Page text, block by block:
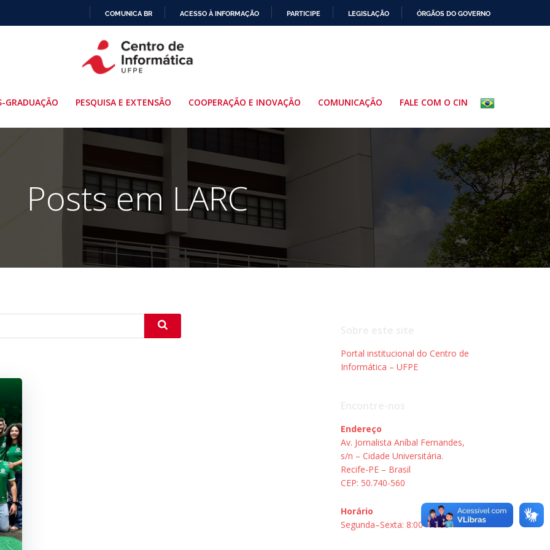
PARA
O
COMUNICA BR ACESSO À INFORMAÇÃO PARTICIPE LEGISLAÇÃO ÓRGÃOS DO GOVERNO
GRADUAÇÃO PESQUISA E EXTENSÃO COOPERAÇÃO E INOVAÇÃO COMUNICAÇÃO FALE COM O CIN
Posts em LARC
Portal institucional do Centro de
Informática – UFPE
Endereço
Av. Jornalista Aníbal Fernandes,
s/n – Cidade Universitária.
Recife-PE – Brasil
CEP: 50.740-560
Horário
Segunda–Sexta: 8:00–18:00